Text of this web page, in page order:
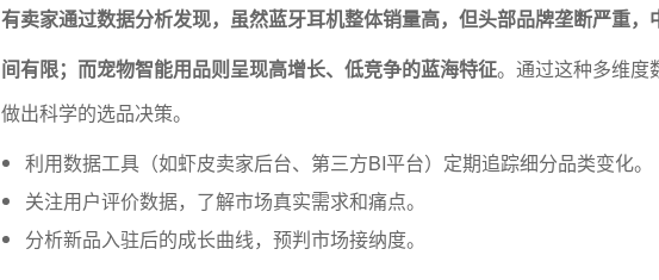
有卖家通过数据分析发现，虽然蓝牙耳机整体销量高，但头部品牌垄断严重，
间有限；而宠物智能用品则呈现高增长、低竞争的蓝海特征。通过这种多维度
做出科学的选品决策。
利用数据工具（如虾皮卖家后台、第三方BI平台）定期追踪细分品类变化。
关注用户评价数据，了解市场真实需求和痛点。
分析新品入驻后的成长曲线，预判市场接纳度。